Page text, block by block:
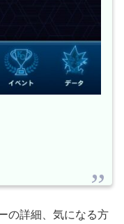
の詳細、気になる方